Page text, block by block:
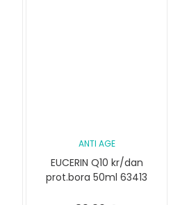
ANTI AGE
EUCERIN Q10 kr/dan
prot.bora 50ml 63413